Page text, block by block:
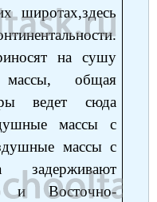
широтах,здесь
на сушу
общая
ведет сюда
массы с
массы с
задерживают
и Восточно-